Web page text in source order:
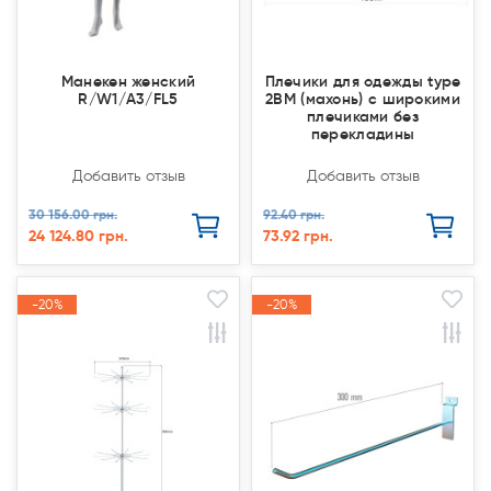
Манекен женский
R/W1/A3/FL5
Добавить отзыв
30 156.00 грн.
24 124.80 грн.
Плечики для одежды type
2ВМ (махонь) с широкими
плечиками без
перекладины
Добавить отзыв
92.40 грн.
73.92 грн.
-20%
-20% -20%
-20%